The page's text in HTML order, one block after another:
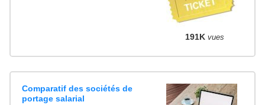
191K vues
Comparatif des sociétés de
portage salarial